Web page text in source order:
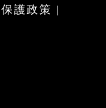
護政策 |